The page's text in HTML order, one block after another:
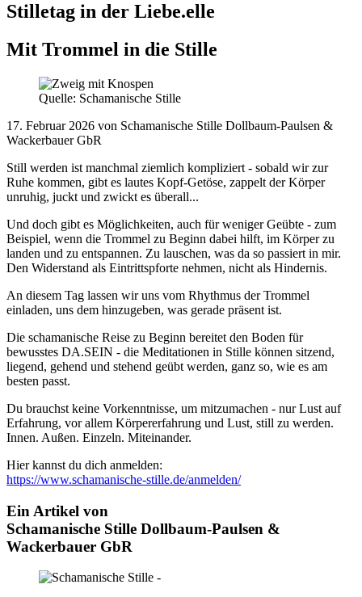
Stilletag in der Liebe.elle
Mit Trommel in die Stille
Quelle: Schamanische Stille
17. Februar 2026 von Schamanische Stille Dollbaum-Paulsen &
Wackerbauer GbR
Still werden ist manchmal ziemlich kompliziert - sobald wir zur
Ruhe kommen, gibt es lautes Kopf-Getöse, zappelt der Körper
unruhig, juckt und zwickt es überall...
Und doch gibt es Möglichkeiten, auch für weniger Geübte - zum
Beispiel, wenn die Trommel zu Beginn dabei hilft, im Körper zu
landen und zu entspannen. Zu lauschen, was da so passiert in mir.
Den Widerstand als Eintrittspforte nehmen, nicht als Hindernis.
An diesem Tag lassen wir uns vom Rhythmus der Trommel
einladen, uns dem hinzugeben, was gerade präsent ist.
Die schamanische Reise zu Beginn bereitet den Boden für
bewusstes DA.SEIN - die Meditationen in Stille können sitzend,
liegend, gehend und stehend geübt werden, ganz so, wie es am
besten passt.
Du brauchst keine Vorkenntnisse, um mitzumachen - nur Lust auf
Erfahrung, vor allem Körpererfahrung und Lust, still zu werden.
Innen. Außen. Einzeln. Miteinander.
Hier kannst du dich anmelden:
https://www.schamanische-stille.de/anmelden/
Ein Artikel von
Schamanische Stille Dollbaum-Paulsen &
Wackerbauer GbR